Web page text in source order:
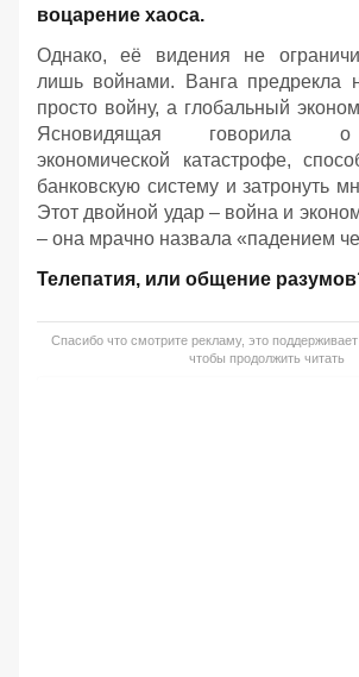
воцарение хаоса.
Однако, её видения не
лишь войнами. Ванга предрекла
просто войну, а глобальный
Ясновидящая говорила о
экономической катастрофе,
банковскую систему и затронуть
Этот двойной удар – война и
– она мрачно назвала «падением
Телепатия, или общение
Спасибо что смотрите рекламу, это поддерживает
чтобы продолжить читать